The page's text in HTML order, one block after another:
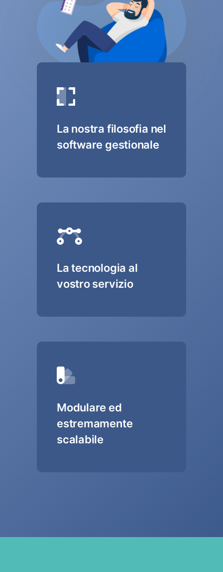
La nostra filosofia nel
software gestionale
La tecnologia al
vostro servizio
Modulare ed
estremamente
scalabile